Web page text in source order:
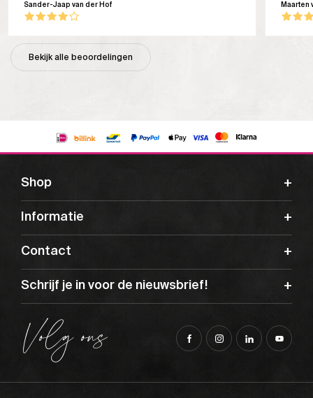
Sander-Jaap van der Hof Maarten
Bekijk alle beoordelingen
Shop
Informatie
Contact
Schrijf je in voor de nieuwsbrief!
Volg ons